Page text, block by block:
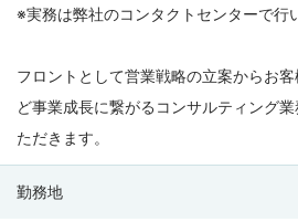
※実務は弊社のコンタクトセンターで行
フロントとして営業戦略の立案からお
ど事業成長に繋がるコンサルティング
ただきます。
勤務地